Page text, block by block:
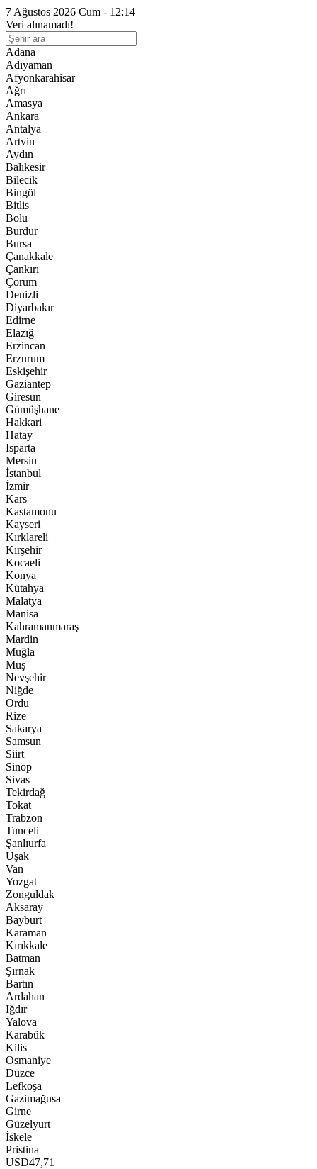
7 Ağustos 2026 Cum - 12:14
Veri alınamadı!
Adana
Adıyaman
Afyonkarahisar
Ağrı
Amasya
Ankara
Antalya
Artvin
Aydın
Balıkesir
Bilecik
Bingöl
Bitlis
Bolu
Burdur
Bursa
Çanakkale
Çankırı
Çorum
Denizli
Diyarbakır
Edirne
Elazığ
Erzincan
Erzurum
Eskişehir
Gaziantep
Giresun
Gümüşhane
Hakkari
Hatay
Isparta
Mersin
İstanbul
İzmir
Kars
Kastamonu
Kayseri
Kırklareli
Kırşehir
Kocaeli
Konya
Kütahya
Malatya
Manisa
Kahramanmaraş
Mardin
Muğla
Muş
Nevşehir
Niğde
Ordu
Rize
Sakarya
Samsun
Siirt
Sinop
Sivas
Tekirdağ
Tokat
Trabzon
Tunceli
Şanlıurfa
Uşak
Van
Yozgat
Zonguldak
Aksaray
Bayburt
Karaman
Kırıkkale
Batman
Şırnak
Bartın
Ardahan
Iğdır
Yalova
Karabük
Kilis
Osmaniye
Düzce
Lefkoşa
Gazimağusa
Girne
Güzelyurt
İskele
Pristina
USD47,71